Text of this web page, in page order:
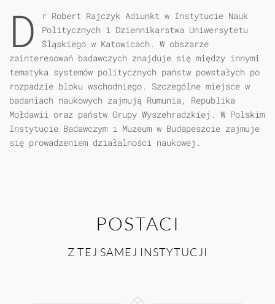
D
r Robert Rajczyk Adiunkt w Instytucie Nauk
Politycznych i Dziennikarstwa Uniwersytetu
Śląskiego w Katowicach. W obszarze
zainteresowań badawczych znajduje się między innymi
tematyka systemów politycznych państw powstałych po
rozpadzie bloku wschodniego. Szczególne miejsce w
badaniach naukowych zajmują Rumunia, Republika
Mołdawii oraz państw Grupy Wyszehradzkiej. W Polskim
Instytucie Badawczym i Muzeum w Budapeszcie zajmuje
się prowadzeniem działalności naukowej.
POSTACI
Z TEJ SAMEJ INSTYTUCJI